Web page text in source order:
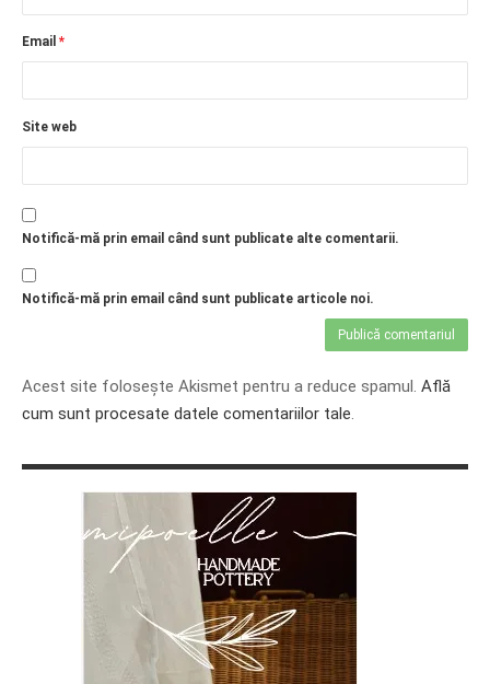
Email *
Site web
Notifică-mă prin email când sunt publicate alte comentarii.
Notifică-mă prin email când sunt publicate articole noi.
Acest site folosește Akismet pentru a reduce spamul. Află
cum sunt procesate datele comentariilor tale.